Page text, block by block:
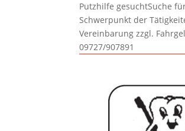
Putzhilfe gesuchtSuche
Schwerpunkt der
Vereinbarung zzgl.
09727/907891